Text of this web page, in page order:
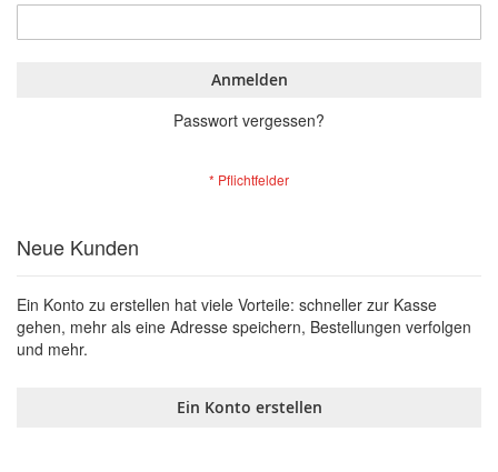
Anmelden
Passwort vergessen?
Neue Kunden
Ein Konto zu erstellen hat viele Vorteile: schneller zur Kasse
gehen, mehr als eine Adresse speichern, Bestellungen verfolgen
und mehr.
Ein Konto erstellen